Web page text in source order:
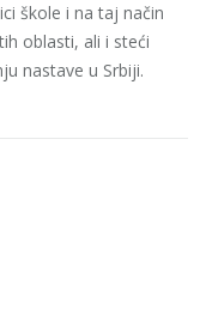
škole i na taj način
oblasti, ali i steći
nastave u Srbiji.